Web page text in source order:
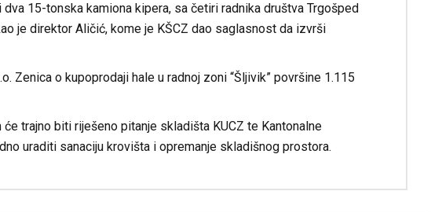
15-tonska kamiona kipera, sa četiri radnika društva Trgošped
je direktor Aličić, kome je KŠCZ dao saglasnost da izvrši
Zenica o kupoprodaji hale u radnoj zoni “Šljivik” površine 1.115
trajno biti riješeno pitanje skladišta KUCZ te Kantonalne
uraditi sanaciju krovišta i opremanje skladišnog prostora.